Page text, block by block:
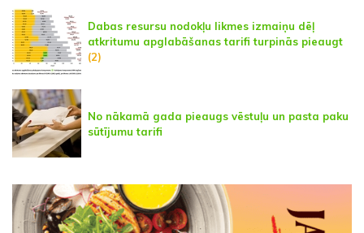
Dabas resursu nodokļu likmes izmaiņu dēļ
atkritumu apglabāšanas tarifi turpinās pieaugt
(2)
No nākamā gada pieaugs vēstuļu un pasta paku
sūtījumu tarifi